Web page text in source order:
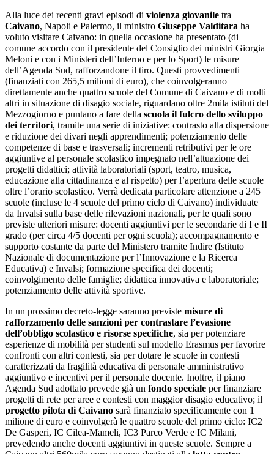
Alla luce dei recenti gravi episodi di violenza giovanile tra
Caivano, Napoli e Palermo, il ministro Giuseppe Valditara ha
voluto visitare Caivano: in quella occasione ha presentato (di
comune accordo con il presidente del Consiglio dei ministri Giorgia
Meloni e con i Ministeri dell’Interno e per lo Sport) le misure
dell’Agenda Sud, rafforzandone il tiro. Questi provvedimenti
(finanziati con 265,5 milioni di euro), che coinvolgeranno
direttamente anche quattro scuole del Comune di Caivano e di molti
altri in situazione di disagio sociale, riguardano oltre 2mila istituti del
Mezzogiorno e puntano a fare della scuola il fulcro dello sviluppo
dei territori, tramite una serie di iniziative: contrasto alla dispersione
e riduzione dei divari negli apprendimenti; potenziamento delle
competenze di base e trasversali; incrementi retributivi per le ore
aggiuntive al personale scolastico impegnato nell’attuazione dei
progetti didattici; attività laboratoriali (sport, teatro, musica,
educazione alla cittadinanza e al rispetto) per l’apertura delle scuole
oltre l’orario scolastico. Verrà dedicata particolare attenzione a 245
scuole (incluse le 4 scuole del primo ciclo di Caivano) individuate
da Invalsi sulla base delle rilevazioni nazionali, per le quali sono
previste ulteriori misure: docenti aggiuntivi per le secondarie di I e II
grado (per circa 4/5 docenti per ogni scuola); accompagnamento e
supporto costante da parte del Ministero tramite Indire (Istituto
Nazionale di documentazione per l’Innovazione e la Ricerca
Educativa) e Invalsi; formazione specifica dei docenti;
coinvolgimento delle famiglie; didattica innovativa e laboratoriale;
potenziamento delle attività sportive.
In un prossimo decreto-legge saranno previste misure di
rafforzamento delle sanzioni per contrastare l’evasione
dell’obbligo scolastico e risorse specifiche, sia per potenziare
esperienze di mobilità per studenti sul modello Erasmus per favorire
confronti con altri contesti, sia per dotare le scuole in contesti
caratterizzati da fragilità educativa di personale amministrativo
aggiuntivo e incentivi per il personale docente. Inoltre, il piano
Agenda Sud adottato prevede già un fondo speciale per finanziare
progetti di rete per aree e contesti con maggior disagio educativo; il
progetto pilota di Caivano sarà finanziato specificamente con 1
milione di euro e coinvolgerà le quattro scuole del primo ciclo: IC2
De Gasperi, IC Cilea-Mameli, IC3 Parco Verde e IC Milani,
prevedendo anche docenti aggiuntivi in queste scuole. Sempre a